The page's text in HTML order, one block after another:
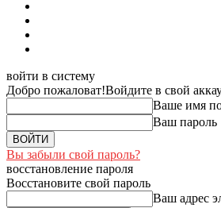
войти в систему
Добро пожаловат!Войдите в свой
Ваше имя
Ваш пароль
Вы забыли свой пароль?
восстановление пароля
Восстановите свой пароль
Ваш адрес